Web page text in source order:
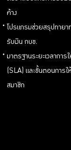
ค้าง
โปรแกรมช่วยสรุปทายา
รับเงิน กบข.
มาตรฐานระยะเวลาการ
(SLA) และขั้นตอนการใ
สมาชิก